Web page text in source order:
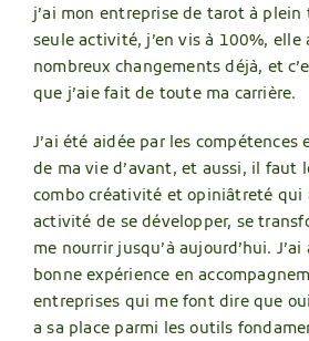
j’ai mon entreprise de tarot à plein
seule activité, j’en vis à 100%, elle
nombreux changements déjà, et
que j’aie fait de toute ma carrière.
J’ai été aidée par les
de ma vie d’avant, et aussi, il faut
combo créativité et opiniâtreté qui
activité de se développer, se
me nourrir jusqu’à aujourd’hui.
bonne expérience en
entreprises qui me font dire que
a sa place parmi les outils